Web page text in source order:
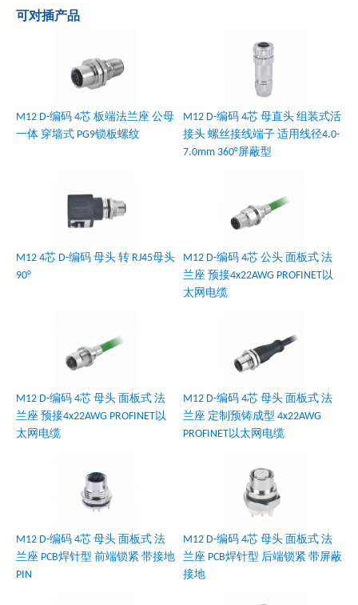
可对插产品
M12 D-编码 4芯 板端法兰座 公母
一体 穿墙式 PG9锁板螺纹
M12 D-编码 4芯 母直头 组装式活
接头 螺丝接线端子 适用线径4.0-
7.0mm 360°屏蔽型
M12 4芯 D-编码 母头 转 RJ45母头
90°
M12 D-编码 4芯 公头 面板式 法
兰座 预接4x22AWG PROFINET以
太网电缆
M12 D-编码 4芯 母头 面板式 法
兰座 预接4x22AWG PROFINET以
太网电缆
M12 D-编码 4芯 母头 面板式 法
兰座 定制预铸成型 4x22AWG
PROFINET以太网电缆
M12 D-编码 4芯 母头 面板式 法
兰座 PCB焊针型 前端锁紧 带接地
PIN
M12 D-编码 4芯 母头 面板式 法
兰座 PCB焊针型 后端锁紧 带屏蔽
接地